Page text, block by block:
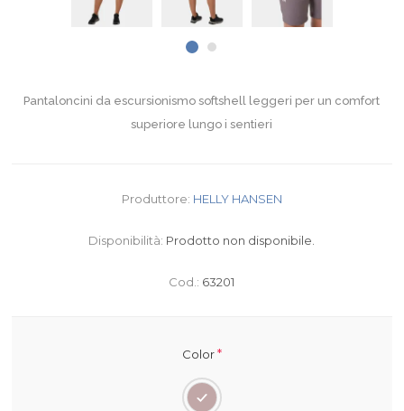
Pantaloncini da escursionismo softshell leggeri per un comfort
superiore lungo i sentieri
Produttore: HELLY HANSEN
Disponibilità: Prodotto non disponibile.
Cod.: 63201
Color*